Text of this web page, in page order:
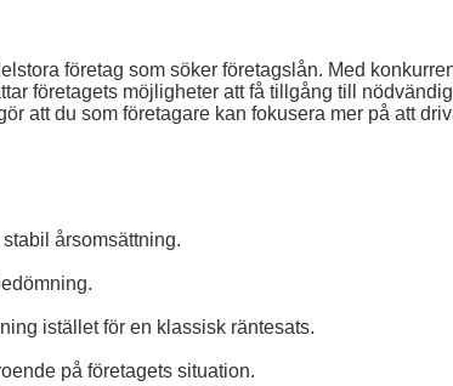
företag som söker företagslån. Med
företagets möjligheter att få tillgång till
att du som företagare kan fokusera mer på att
årsomsättning.
istället för en klassisk räntesats.
på företagets situation.